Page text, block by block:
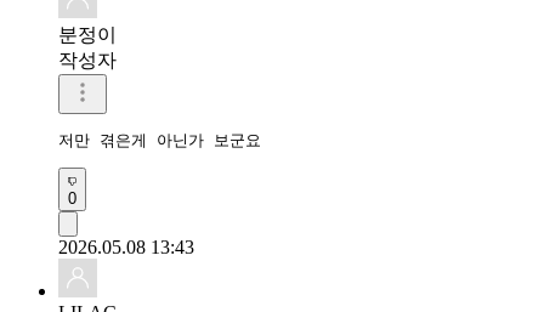
분정이
작성자
저만 겪은게 아닌가 보군요
0
2026.05.08 13:43